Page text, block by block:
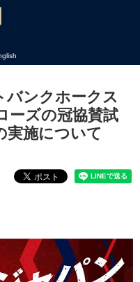
バンクホークス
ーズの冠協賛試
実施について